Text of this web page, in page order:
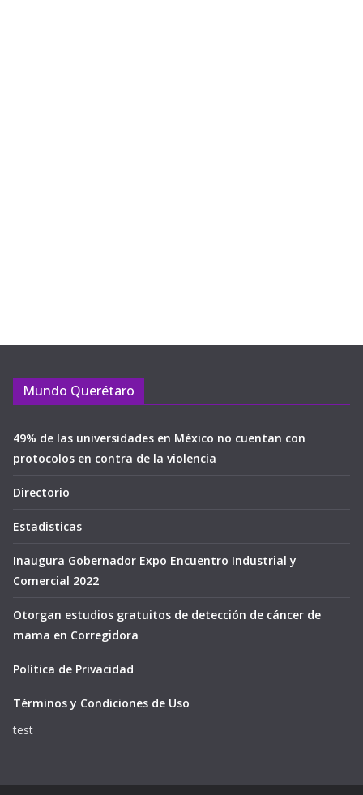
Mundo Querétaro
49% de las universidades en México no cuentan con
protocolos en contra de la violencia
Directorio
Estadisticas
Inaugura Gobernador Expo Encuentro Industrial y
Comercial 2022
Otorgan estudios gratuitos de detección de cáncer de
mama en Corregidora
Política de Privacidad
Términos y Condiciones de Uso
test